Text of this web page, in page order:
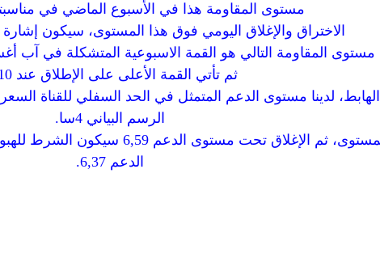
مستوى المقاومة هذا في الأسبوع الماضي في
الاختراق والإغلاق اليومي فوق هذا المستوى، سيكون
مستوى المقاومة التالي هو القمة الاسبوعية المتشكلة في آب أغسطس عام
ثم تأتي القمة الأعلى على الإطلاق عند 7,10.
الرسم البياني 4سا.
كسر هذا المستوى، ثم الإغلاق تحت
الدعم 6,37.